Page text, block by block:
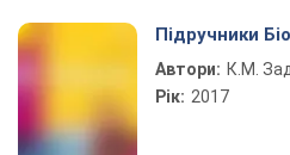
Підручники
Автори: К.М.
Рік: 2017